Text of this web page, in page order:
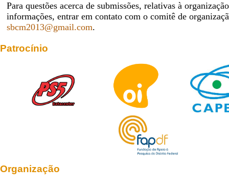
Para questões acerca de submissões, relativas à
informações, entrar em contato com o comitê de
sbcm2013@gmail.com.